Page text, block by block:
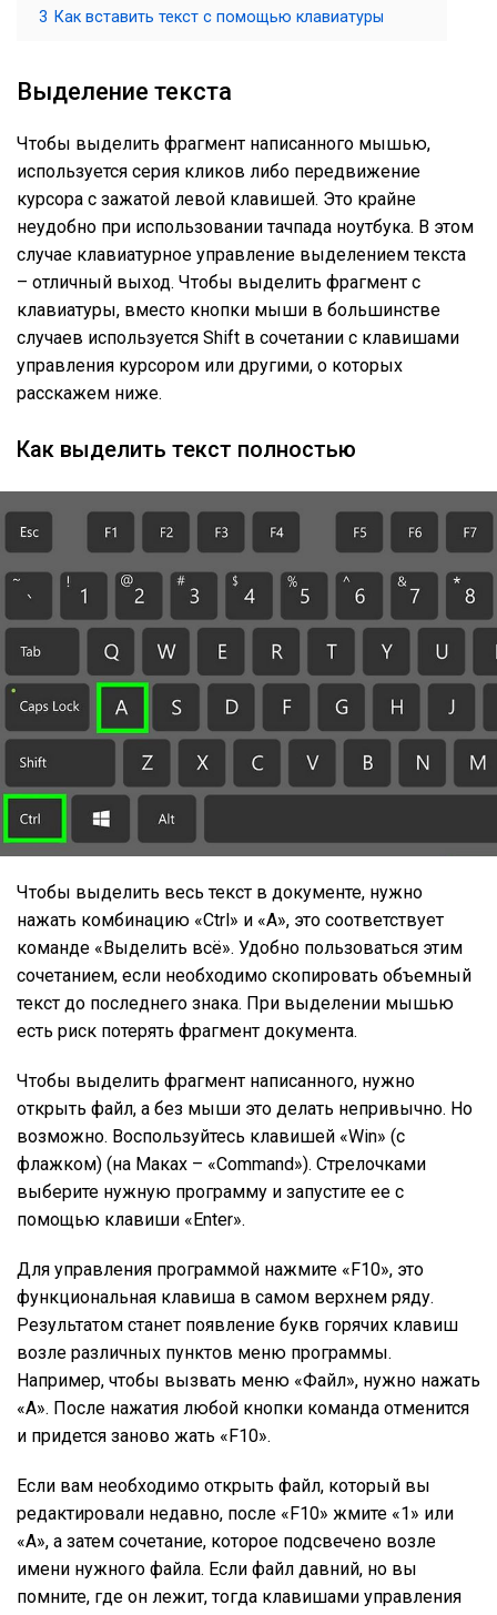
3 Как вставить текст с помощью клавиатуры
Выделение текста
Чтобы выделить фрагмент написанного мышью,
используется серия кликов либо передвижение
курсора с зажатой левой клавишей. Это крайне
неудобно при использовании тачпада ноутбука. В этом
случае клавиатурное управление выделением текста
– отличный выход. Чтобы выделить фрагмент с
клавиатуры, вместо кнопки мыши в большинстве
случаев используется Shift в сочетании с клавишами
управления курсором или другими, о которых
расскажем ниже.
Как выделить текст полностью
Чтобы выделить весь текст в документе, нужно
нажать комбинацию «Ctrl» и «A», это соответствует
команде «Выделить всё». Удобно пользоваться этим
сочетанием, если необходимо скопировать объемный
текст до последнего знака. При выделении мышью
есть риск потерять фрагмент документа.
Чтобы выделить фрагмент написанного, нужно
открыть файл, а без мыши это делать непривычно. Но
возможно. Воспользуйтесь клавишей «Win» (с
флажком) (на Маках – «Command»). Стрелочками
выберите нужную программу и запустите ее с
помощью клавиши «Enter».
Для управления программой нажмите «F10», это
функциональная клавиша в самом верхнем ряду.
Результатом станет появление букв горячих клавиш
возле различных пунктов меню программы.
Например, чтобы вызвать меню «Файл», нужно нажать
«A». После нажатия любой кнопки команда отменится
и придется заново жать «F10».
Если вам необходимо открыть файл, который вы
редактировали недавно, после «F10» жмите «1» или
«A», а затем сочетание, которое подсвечено возле
имени нужного файла. Если файл давний, но вы
помните, где он лежит, тогда клавишами управления